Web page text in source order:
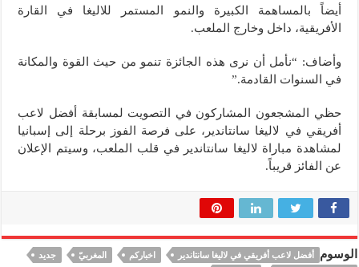
أيضاً بالمساهمة الكبيرة والنمو المستمر للاليغا في القارة
الأفريقية، داخل وخارج الملعب.
وأضاف: “نأمل أن نرى هذه الجائزة تنمو من حيث القوة والمكانة
في السنوات القادمة.”
حظي المشجعون المشاركون في التصويت لمسابقة أفضل لاعب
أفريقي في لاليغا سانتاندير، على فرصة الفوز برحلة إلى إسبانيا
لمشاهدة مباراة لاليغا سانتاندير في قلب الملعب، وسيتم الإعلان
عن الفائز قريباً.
الوسوم أفضل لاعب أفريقي في لاليغا سانتاندير اخباركم المغربيّ
جديد